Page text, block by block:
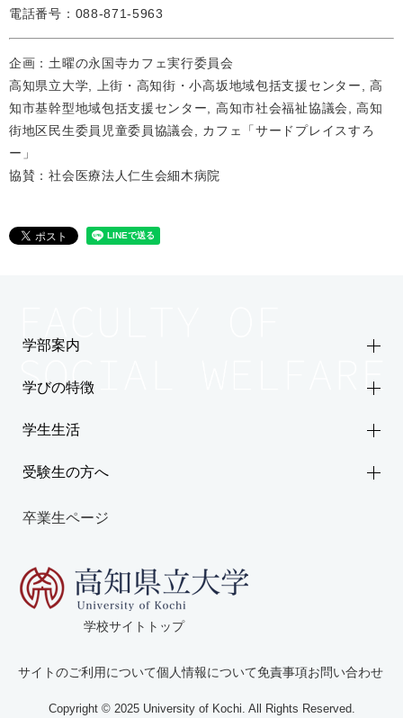
電話番号：088-871-5963
企画：土曜の永国寺カフェ実行委員会
高知県立大学, 上街・高知街・小高坂地域包括支援センター, 高
知市基幹型地域包括支援センター, 高知市社会福祉協議会, 高知
街地区民生委員児童委員協議会, カフェ「サードプレイスすろ
ー」
​協賛：社会医療法人仁生会細木病院
学部案内
学びの特徴
学生生活
受験生の方へ
卒業生ページ
学校サイトトップ
サイトのご利用について個人情報について免責事項お問い合わせ
Copyright © 2025 University of Kochi. All Rights Reserved.